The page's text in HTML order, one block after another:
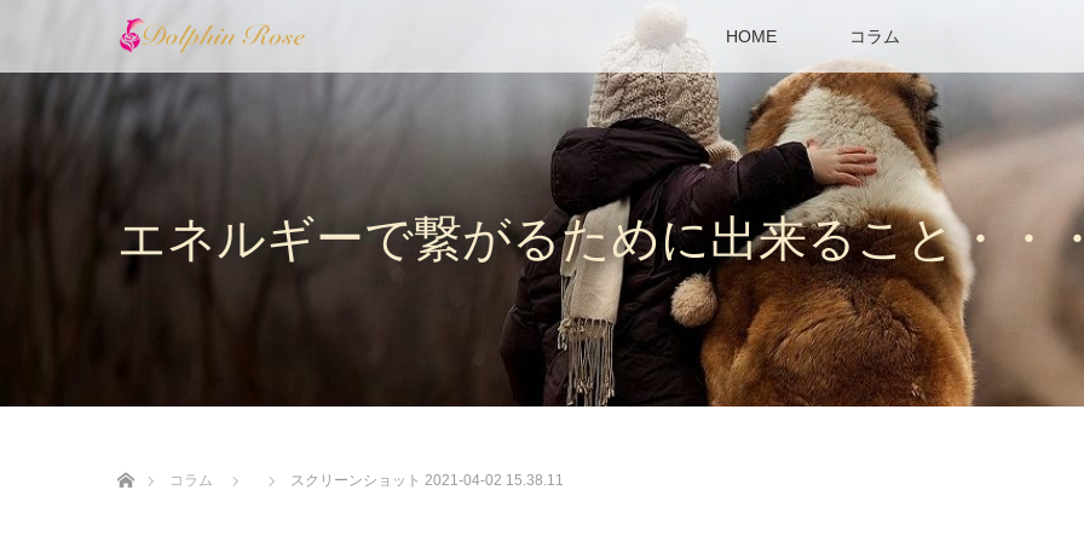
HOME コラム
エネルギーで繋がるために出来ること・・
コラム
スクリーンショット 2021-04-02 15.38.11